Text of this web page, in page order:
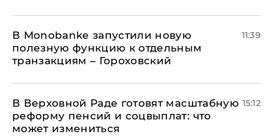
В Мonobankе запустили новую
полезную функцию к отдельным
транзакциям – Гороховский
11:39
В Верховной Раде готовят масштабную
реформу пенсий и соцвыплат: что
может измениться
15:12